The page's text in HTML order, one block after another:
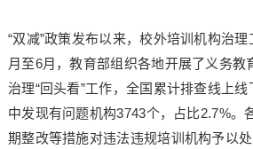
“双减”政策发布以来，校外培训机构治
月至6月，教育部组织各地开展了义务教
治理“回头看”工作，全国累计排查线上
中发现有问题机构3743个，占比2.7%。
期整改等措施对违法违规培训机构予以